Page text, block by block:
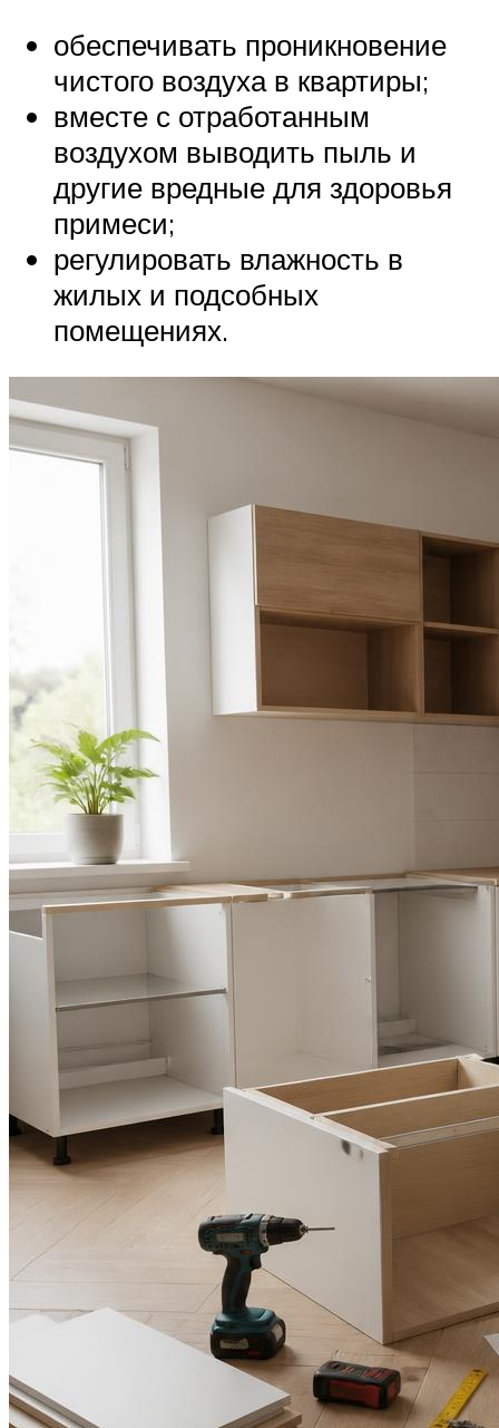
обеспечивать проникновение
чистого воздуха в квартиры;
вместе с отработанным
воздухом выводить пыль и
другие вредные для здоровья
примеси;
регулировать влажность в
жилых и подсобных
помещениях.